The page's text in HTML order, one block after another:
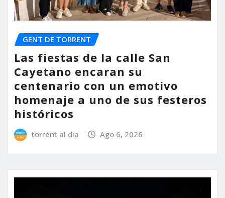
GENT DE TORRENT
Las fiestas de la calle San
Cayetano encaran su
centenario con un emotivo
homenaje a uno de sus festeros
históricos
torrent al dia Ago 6, 2026